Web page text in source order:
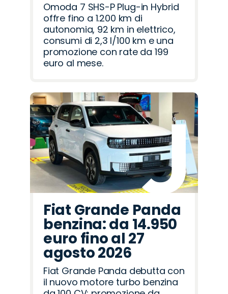
Omoda 7 SHS-P Plug-in Hybrid
offre fino a 1.200 km di
autonomia, 92 km in elettrico,
consumi di 2,3 l/100 km e una
promozione con rate da 199
euro al mese.
Fiat Grande Panda
benzina: da 14.950
euro fino al 27
agosto 2026
Fiat Grande Panda debutta con
il nuovo motore turbo benzina